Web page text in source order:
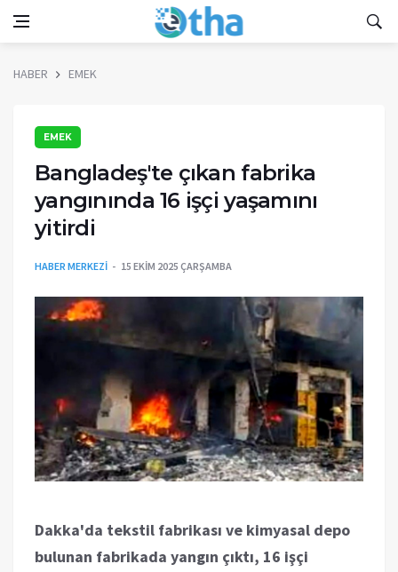
HABER EMEK
EMEK
Bangladeş'te çıkan fabrika
yangınında 16 işçi yaşamını
yitirdi
HABER MERKEZİ 15 EKIM 2025 ÇARŞAMBA
Dakka'da tekstil fabrikası ve kimyasal depo
bulunan fabrikada yangın çıktı, 16 işçi